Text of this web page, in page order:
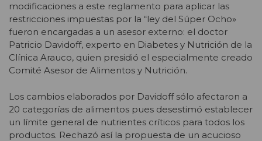
modificaciones a este reglamento para aplicar las
restricciones impuestas por la “ley del Súper Ocho»
fueron encargadas a un asesor externo: el doctor
Patricio Davidoff, experto en Diabetes y Nutrición de la
Clínica Arauco, quien presidió el especialmente creado
Comité Asesor de Alimentos y Nutrición.
Los cambios elaborados por Davidoff sólo afectaron a
20 categorías de alimentos pues desestimó establecer
un límite general de nutrientes críticos para todos los
productos. Rechazó así la propuesta de un acucioso